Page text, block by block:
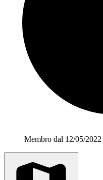
Membro dal 12/05/2022